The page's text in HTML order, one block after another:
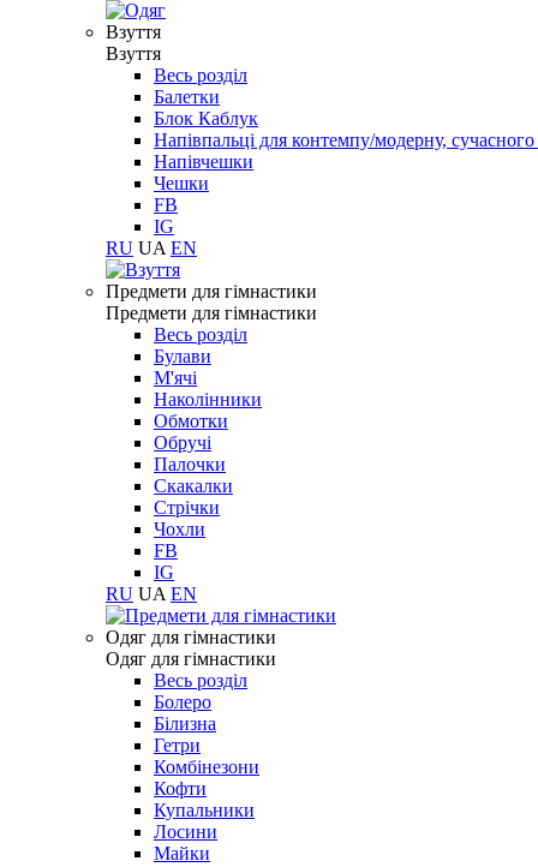
Взуття
Взуття
Весь розділ
Балетки
Блок Каблук
Напівпальці для контемпу/модерну,
Напівчешки
Чешки
FB
IG
RU UA EN
Предмети для гімнастики
Предмети для гімнастики
Весь розділ
Булави
М'ячі
Наколінники
Обмотки
Обручі
Палочки
Скакалки
Стрічки
Чохли
FB
IG
RU UA EN
Одяг для гімнастики
Одяг для гімнастики
Весь розділ
Болеро
Білизна
Гетри
Комбінезони
Кофти
Купальники
Лосини
Майки